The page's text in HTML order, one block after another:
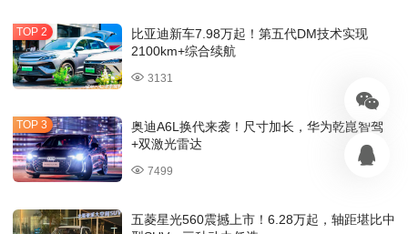
比亚迪新车7.98万起！第五代DM技术实现
2100km+综合续航
3131
奥迪A6L换代来袭！尺寸加长，华为乾崑智驾
+双激光雷达
7499
五菱星光560震撼上市！6.28万起，轴距堪比中